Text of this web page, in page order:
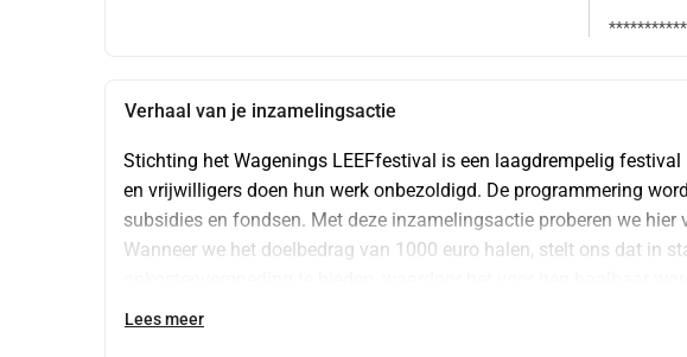
Verhaal van je inzamelingsactie
Stichting het Wagenings LEEFfestival is een laagdrempelig
en vrijwilligers doen hun werk onbezoldigd. De programmering
subsidies en fondsen. Met deze inzamelingsactie proberen we
Wanneer we het doelbedrag van 1000 euro halen, stelt ons dat in
of meerdere professionele acts te boeken. U draagt direct bij aan
Lees meer